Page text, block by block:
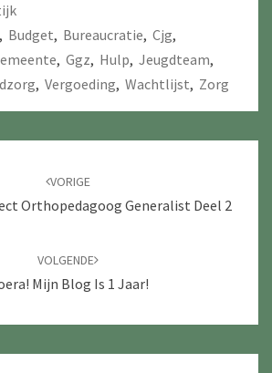
, Budget, Bureaucratie, Cjg,
, Ggz, Hulp, Jeugdteam,
, Vergoeding, Wachtlijst, Zorg
VORIGE
Orthopedagoog Generalist Deel 2
VOLGENDE
Mijn Blog Is 1 Jaar!